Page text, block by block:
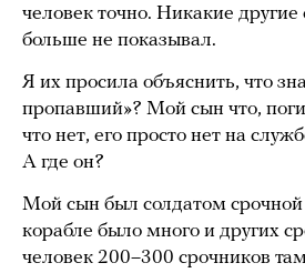
человек точно. Никакие
больше не показывал.
Я их просила объяснить, что
пропавший»? Мой сын что,
что нет, его просто нет на
А где он?
Мой сын был солдатом
корабле было много и других
человек 200–300 срочников